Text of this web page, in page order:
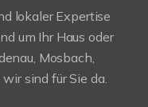
lokaler Expertise
um Ihr Haus oder
Mosbach,
sind für Sie da.